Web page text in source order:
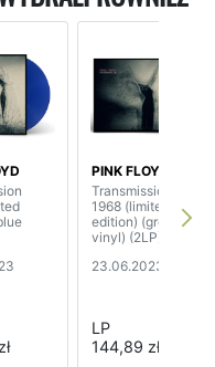
PINK FLOYD
Transmission
1968 (limited
edition) (grey
vinyl) (2LP)
23.06.2023
LP
144,89 zł